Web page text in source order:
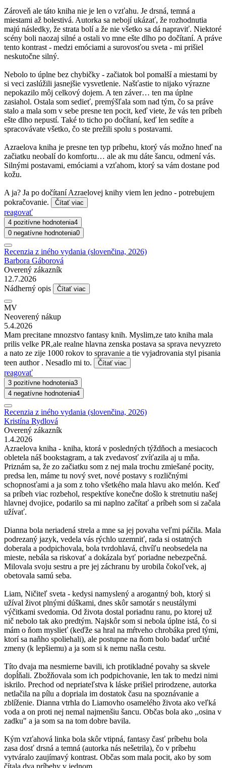
Zároveň ale táto kniha nie je len o vzťahu. Je drsná, temná a
miestami až bolestivá. Autorka sa nebojí ukázať, že rozhodnutia
majú následky, že strata bolí a že nie všetko sa dá napraviť. Niektoré
scény boli naozaj silné a ostali vo mne ešte dlho po dočítaní. A práve
tento kontrast - medzi emóciami a surovosťou sveta - mi prišiel
neskutočne silný.
Nebolo to úplne bez chybičky - začiatok bol pomalší a miestami by
si veci zaslúžili jasnejšie vysvetlenie. Našťastie to nijako výrazne
nepokazilo môj celkový dojem. A ten záver… ten ma úplne
zasiahol. Ostala som sedieť, premýšľala som nad tým, čo sa práve
stalo a mala som v sebe presne ten pocit, keď viete, že vás ten príbeh
ešte dlho nepustí. Také to ticho po dočítaní, keď len sedíte a
spracovávate všetko, čo ste prežili spolu s postavami.
Azraelova kniha je presne ten typ príbehu, ktorý vás možno hneď na
začiatku neobalí do komfortu… ale ak mu dáte šancu, odmení vás.
Silnými postavami, emóciami a vzťahom, ktorý sa vám dostane pod
kožu.
A ja? Ja po dočítaní Azraelovej knihy viem len jedno - potrebujem
pokračovanie.
Čítať viac
reagovať
4 pozitívne hodnotenia4
0 negatívne hodnotenia0
Recenzia z iného vydania (slovenčina, 2026)
Barbora Gáborová
Overený zákazník
12.7.2026
Nádherný opis
Čítať viac
MV
Neoverený nákup
5.4.2026
Mam precitane mnozstvo fantasy knih. Myslim,ze tato kniha mala
prilis velke PR,ale realne hlavna zenska postava sa sprava nevyzreto
a nato ze zije 1000 rokov to spravanie a tie vyjadrovania styl pisania
teen author . Nesadlo mi to.
Čítať viac
reagovať
3 pozitívne hodnotenia3
4 negatívne hodnotenia4
Recenzia z iného vydania (slovenčina, 2026)
Kristína Rydlová
Overený zákazník
1.4.2026
Azraelova kniha - kniha, ktorá v posledných týždňoch a mesiacoch
obletela náš bookstagram, a tak zvedavosť zvíťazila aj u mňa.
Priznám sa, že zo začiatku som z nej mala trochu zmiešané pocity,
predsa len, máme tu nový svet, nové postavy s rozličnými
schopnosťami a ja som z toho všetkého mala hlavu ako melón. Keď
sa príbeh viac rozbehol, respektíve konečne došlo k stretnutiu našej
hlavnej dvojice, podarilo sa mi naplno začítať a príbeh som si začala
užívať.
Dianna bola neriadená strela a mne sa jej povaha veľmi páčila. Mala
podrezaný jazyk, vedela vás rýchlo uzemniť, rada si ostatných
doberala a podpichovala, bola tvrdohlavá, chvíľu neobsedela na
mieste, nebála sa riskovať a dokázala byť poriadne nebezpečná.
Milovala svoju sestru a pre jej záchranu by urobila čokoľvek, aj
obetovala samú seba.
Liam, Ničiteľ sveta - kedysi namyslený a arogantný boh, ktorý si
užíval život plnými dúškami, dnes skôr samotár s neustálymi
výčitkami svedomia. Od života dostal poriadnu ranu, po ktorej už
nič nebolo tak ako predtým. Najskôr som si nebola úplne istá, čo si
mám o ňom myslieť (keďže sa hral na mŕtveho chrobáka pred tými,
ktorí sa naňho spoliehali), ale postupne na ňom bolo badať určité
zmeny (k lepšiemu) a ja som si k nemu našla cestu.
Títo dvaja ma nesmierne bavili, ich protikladné povahy sa skvele
dopĺňali. Zbožňovala som ich podpichovanie, len tak to medzi nimi
iskrilo. Prechod od nepriateľstva k láske prišiel prirodzene, autorka
netlačila na pílu a dopriala im dostatok času na spoznávanie a
zblíženie. Dianna vtrhla do Liamovho osamelého života ako veľká
voda a on proti nej nemal najmenšiu šancu. Občas bola ako ,,osina v
zadku" a ja som sa na tom dobre bavila.
Kým vzťahová linka bola skôr vtipná, fantasy časť príbehu bola
zasa dosť drsná a temná (autorka nás nešetrila), čo v príbehu
vytváralo zaujímavý kontrast. Občas som mala pocit, ako by som